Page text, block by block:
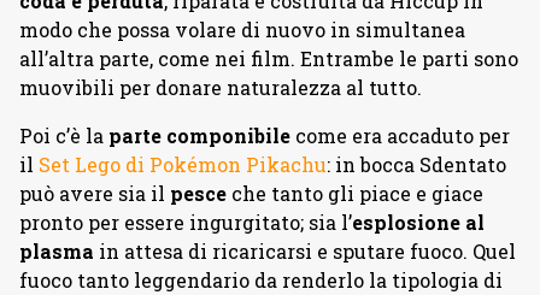
modo che possa volare di nuovo in simultanea
all’altra parte, come nei film. Entrambe le parti sono
muovibili per donare naturalezza al tutto.
Poi c’è la parte componibile come era accaduto per
il Set Lego di Pokémon Pikachu: in bocca Sdentato
può avere sia il pesce che tanto gli piace e giace
pronto per essere ingurgitato; sia l’esplosione al
plasma in attesa di ricaricarsi e sputare fuoco. Quel
fuoco tanto leggendario da renderlo la tipologia di